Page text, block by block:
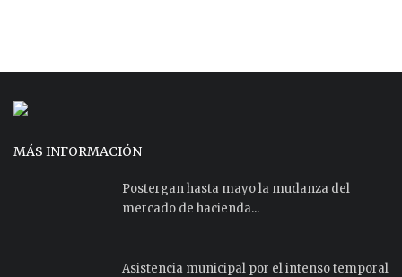
MÁS INFORMACIÓN
Postergan hasta mayo la mudanza del
mercado de hacienda...
Asistencia municipal por el intenso temporal